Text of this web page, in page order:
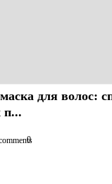
для волос:
п...
0